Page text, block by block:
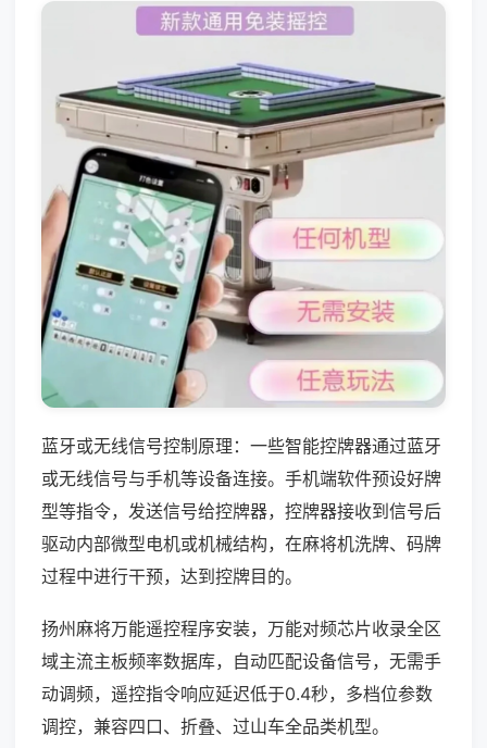
蓝牙或无线信号控制原理：一些智能控牌器通过蓝牙
或无线信号与手机等设备连接。手机端软件预设好牌
型等指令，发送信号给控牌器，控牌器接收到信号后
驱动内部微型电机或机械结构，在麻将机洗牌、码牌
过程中进行干预，达到控牌目的。
扬州麻将万能遥控程序安装，万能对频芯片收录全区
域主流主板频率数据库，自动匹配设备信号，无需手
动调频，遥控指令响应延迟低于0.4秒，多档位参数
调控，兼容四口、折叠、过山车全品类机型。